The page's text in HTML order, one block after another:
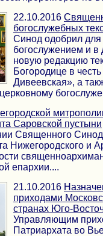
22.10.2016
богослужебных
Синод одобрил для
богослужением и
новую редакцию
Богородице в
Дивеевская», а
Саровской пустыни
Священного
Нижегородского и
епархии....
21.10.2016
приходами
странах Юго-
Управляющим
Патриархата во